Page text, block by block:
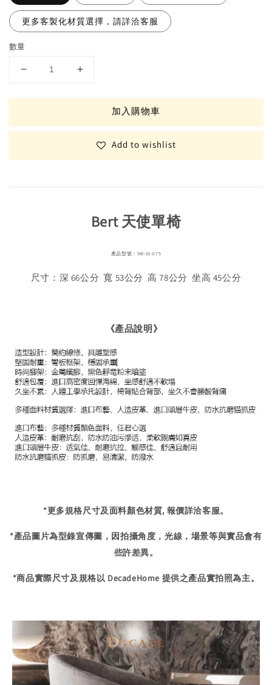
更多客製化材質選擇，請詳洽客服
數量
加入購物車
Add to wishlist
Bert 天使單椅
產品型號：SW-01-075
尺寸：深 66公分 寬 53公分 高 78公分 坐高 45公分
《產品說明》
*更多規格尺寸及面料顏色材質, 報價詳洽客服。
*產品圖片為型錄宣傳圖，因拍攝角度，光線，場景等與實品會有
些許差異。
*商品實際尺寸及規格以 DecadeHome 提供之產品實拍照為主。